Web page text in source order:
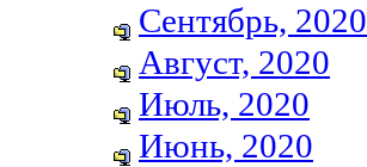
Сентябрь, 2020
Август, 2020
Июль, 2020
Июнь, 2020